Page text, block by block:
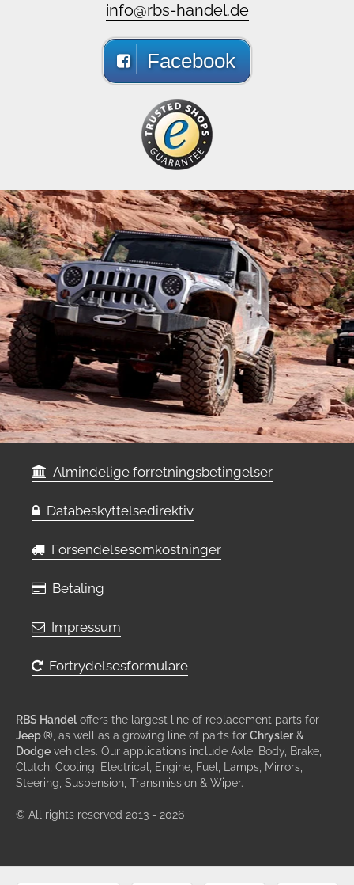
info@rbs-handel.de
Facebook
Almindelige forretningsbetingelser
Databeskyttelsedirektiv
Forsendelsesomkostninger
Betaling
Impressum
Fortrydelsesformulare
RBS Handel offers the largest line of replacement parts for
Jeep ® , as well as a growing line of parts for Chrysler &
Dodge vehicles. Our applications include Axle, Body, Brake,
Clutch, Cooling, Electrical, Engine, Fuel, Lamps, Mirrors,
Steering, Suspension, Transmission & Wiper.
© All rights reserved 2013 - 2026